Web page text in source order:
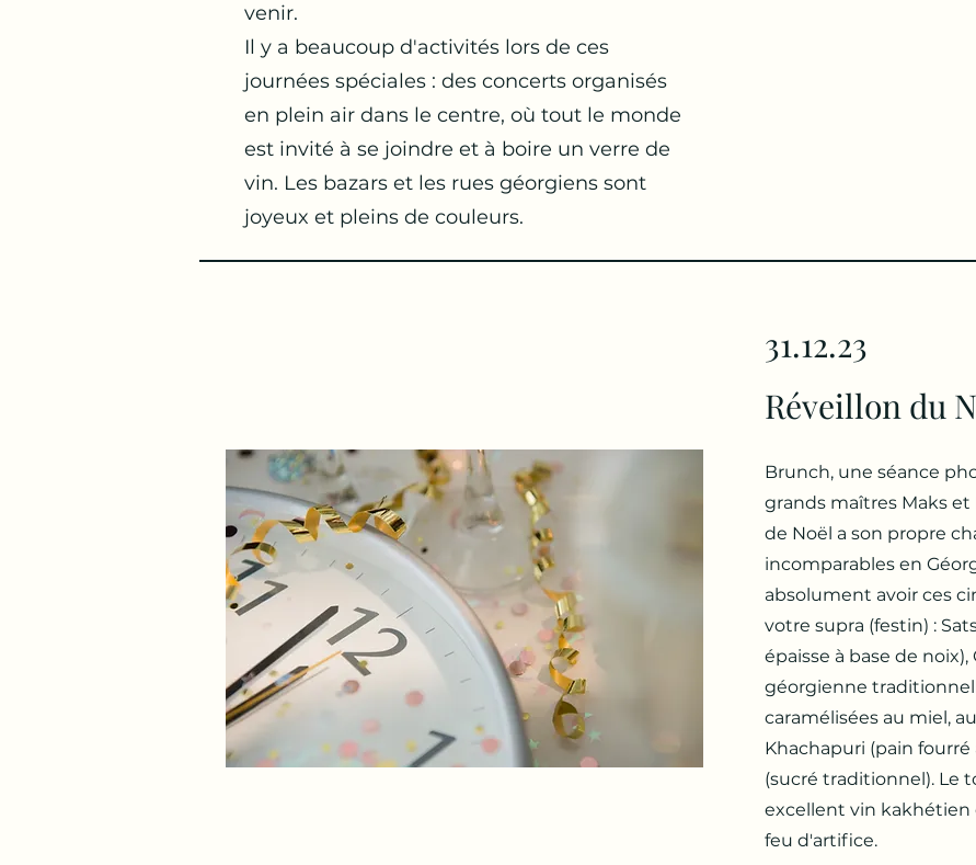
venir.
Il y a beaucoup d'activités lors de ces
journées spéciales : des concerts organisés
en plein air dans le centre, où tout le monde
est invité à se joindre et à boire un verre de
vin. Les bazars et les rues géorgiens sont
joyeux et pleins de couleurs.
31.12.23
Réveillon du
Brunch, une séance
grands maîtres Maks et
de Noël a son propre
incomparables en
absolument avoir ces
votre supra (festin) :
épaisse à base de
géorgienne
caramélisées au miel,
Khachapuri (pain
(sucré traditionnel). Le
excellent vin kakhétien
feu d'artifice.